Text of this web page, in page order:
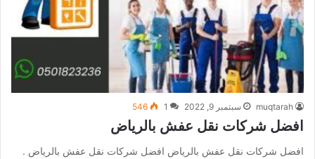
muqtarah سبتمبر 9, 2022 1
546
افضل شركات نقل عفش بالرياض
افضل شركات نقل عفش بالرياض افضل شركات نقل عفش بالرياض .